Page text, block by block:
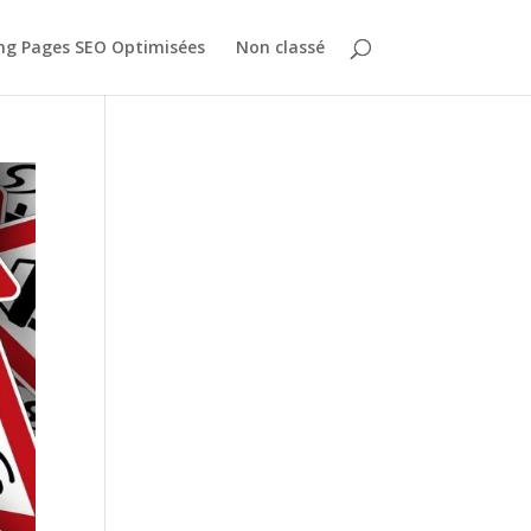
Pages SEO Optimisées Non classé